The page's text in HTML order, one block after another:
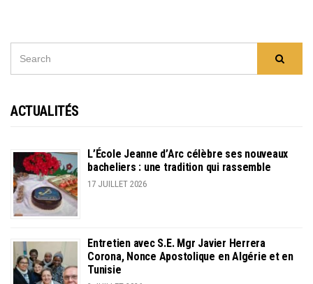
ACTUALITÉS
L’École Jeanne d’Arc célèbre ses nouveaux
bacheliers : une tradition qui rassemble
17 JUILLET 2026
Entretien avec S.E. Mgr Javier Herrera
Corona, Nonce Apostolique en Algérie et en
Tunisie